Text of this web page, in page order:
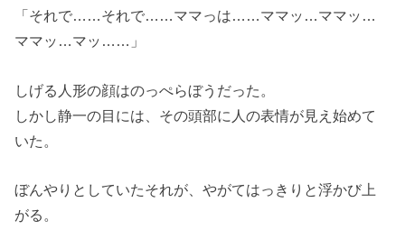
「それで……それで……ママっは……ママッ…ママッ…
ママッ…マッ……」
しげる人形の顔はのっぺらぼうだった。
しかし静一の目には、その頭部に人の表情が見え始めて
いた。
ぼんやりとしていたそれが、やがてはっきりと浮かび上
がる。